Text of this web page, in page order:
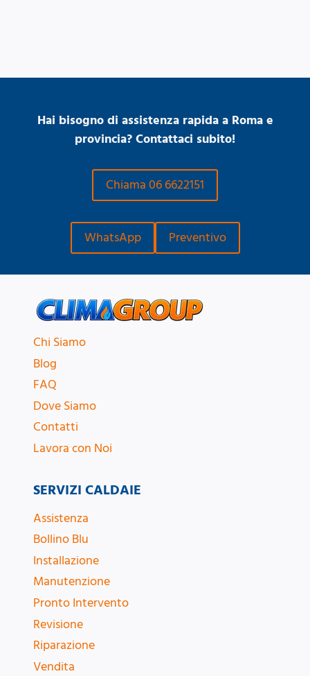
Hai bisogno di assistenza rapida a Roma e
provincia? Contattaci subito!
Chiama 06 6622151
WhatsApp Preventivo
Chi Siamo
Blog
FAQ
Dove Siamo
Contatti
Lavora con Noi
SERVIZI CALDAIE
Assistenza
Bollino Blu
Installazione
Manutenzione
Pronto Intervento
Revisione
Riparazione
Vendita